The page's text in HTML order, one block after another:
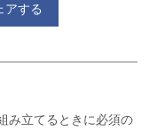
アする
み立てるときに必須の